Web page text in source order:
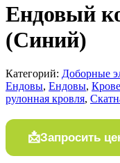
Ендовый
(Синий)
Категорий: Доборные
Ендовы, Ендовы,
рулонная кровля,
Запросить